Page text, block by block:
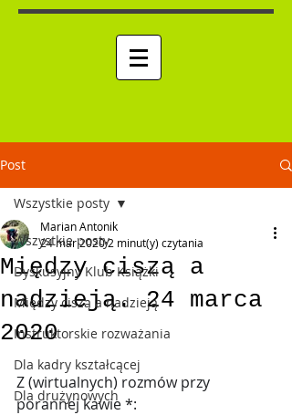
RPM "RĘKA
Post
Wszystkie posty
Dyskusyjny Klub Książki
Między ciszą a nadzieją
Instruktorskie rozważania
Dla kadry kształcącej
Dla drużynowych
Wszystkie posty
Między ciszą a
nadzieją. 24 marca
2020
Marian Antonik
24 mar 20202 minut(y) czytania
Z (wirtualnych) rozmów przy
porannej kawie *: